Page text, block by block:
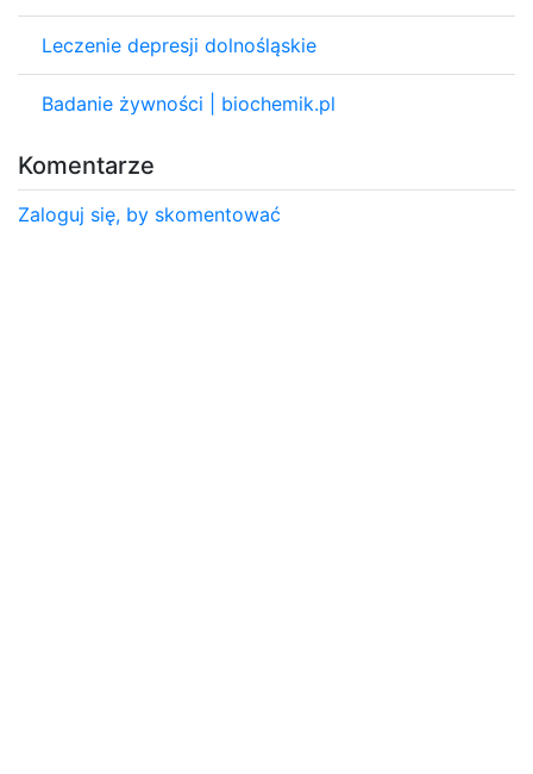
Leczenie depresji dolnośląskie
Badanie żywności | biochemik.pl
Komentarze
Zaloguj się, by skomentować